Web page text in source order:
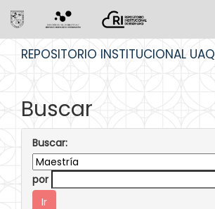
REPOSITORIO INSTITUCIONAL UAQ
Buscar
Buscar:
por